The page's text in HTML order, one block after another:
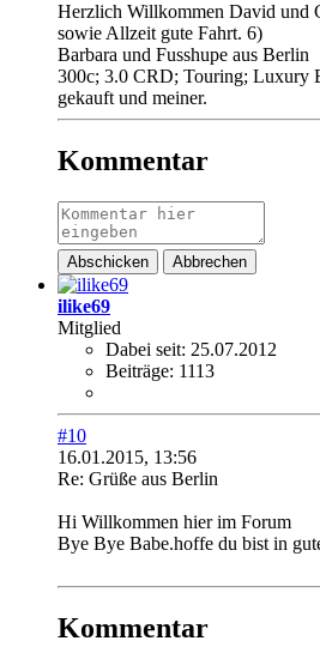
Herzlich Willkommen David und
sowie Allzeit gute Fahrt. 6)
Barbara und Fusshupe aus Berlin
300c; 3.0 CRD; Touring; Luxury
gekauft und meiner.
Kommentar
Abschicken Abbrechen
ilike69
Mitglied
Dabei seit: 25.07.2012
Beiträge: 1113
#10
16.01.2015, 13:56
Re: Grüße aus Berlin
Hi Willkommen hier im Forum
Bye Bye Babe.hoffe du bist in
Kommentar